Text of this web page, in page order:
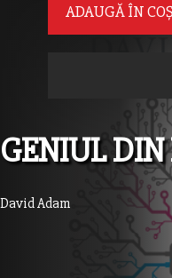
ADAUGĂ ÎN COȘ
GENIUL
David Adam